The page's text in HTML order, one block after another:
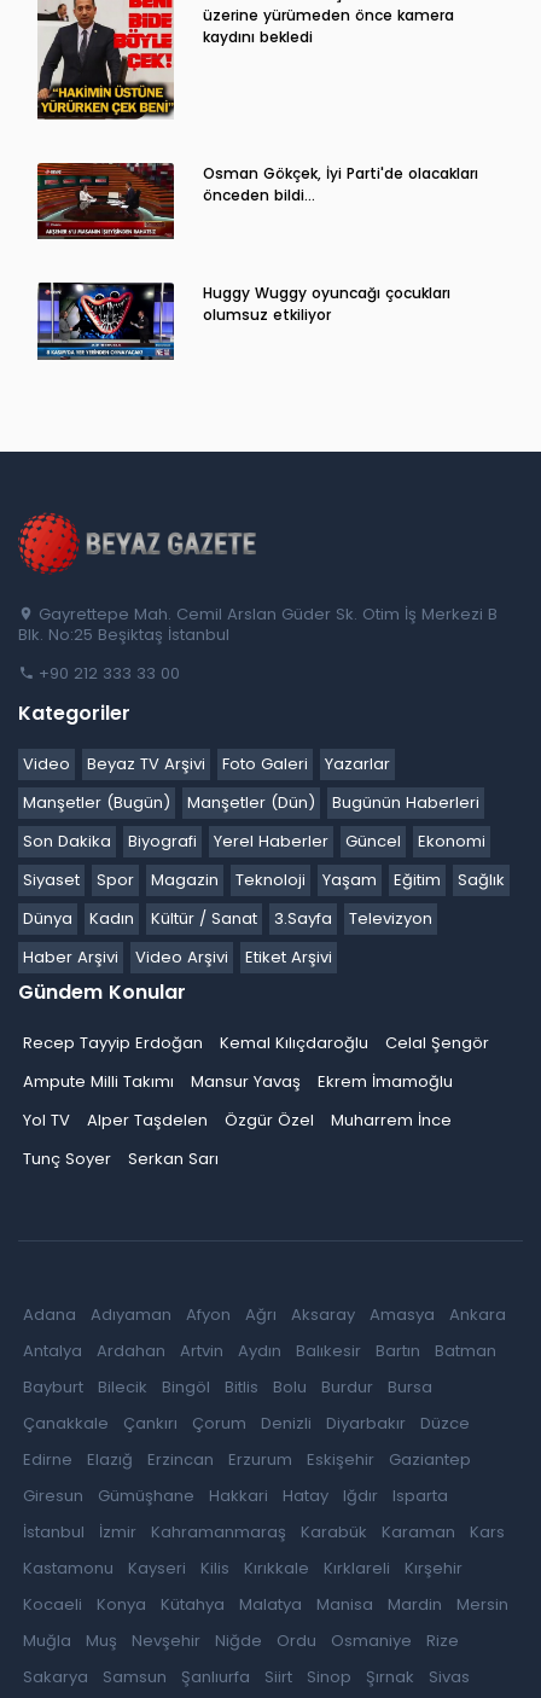
üzerine yürümeden önce kamera
kaydını bekledi
Osman Gökçek, İyi Parti'de olacakları
önceden bildi...
Huggy Wuggy oyuncağı çocukları
olumsuz etkiliyor
Gayrettepe Mah. Cemil Arslan Güder Sk. Otim İş Merkezi B
Blk. No:25 Beşiktaş İstanbul
+90 212 333 33 00
Kategoriler
Video Beyaz TV Arşivi Foto Galeri
Yazarlar
Manşetler (Bugün)
Manşetler (Dün)
Bugünün Haberleri
Son Dakika
Biyografi Yerel Haberler Güncel
Ekonomi
Siyaset
Spor Magazin Teknoloji Yaşam Eğitim
Sağlık
Dünya
Kadın Kültür / Sanat 3.Sayfa
Televizyon
Haber Arşivi
Video Arşivi Etiket Arşivi
Gündem Konular
Recep Tayyip Erdoğan Kemal Kılıçdaroğlu
Celal Şengör
Ampute Milli Takımı
Mansur Yavaş
Ekrem İmamoğlu
Yol TV
Alper Taşdelen Özgür Özel
Muharrem İnce
Tunç Soyer
Serkan Sarı
Adana Adıyaman Afyon Ağrı Aksaray Amasya
Ankara
Antalya
Ardahan Artvin Aydın Balıkesir Bartın
Batman
Bayburt
Bilecik Bingöl Bitlis Bolu Burdur
Bursa
Çanakkale
Çankırı Çorum Denizli Diyarbakır
Düzce
Edirne
Elazığ Erzincan Erzurum Eskişehir
Gaziantep
Giresun
Gümüşhane Hakkari Hatay Iğdır
Isparta
İstanbul
İzmir Kahramanmaraş Karabük Karaman
Kars
Kastamonu
Kayseri Kilis Kırıkkale Kırklareli
Kırşehir
Kocaeli
Konya Kütahya Malatya Manisa Mardin
Mersin
Muğla
Muş Nevşehir Niğde Ordu Osmaniye
Rize
Sakarya
Samsun Şanlıurfa Siirt Sinop Şırnak
Sivas